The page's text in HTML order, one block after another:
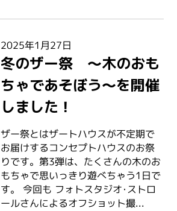
2025年1月27日
冬のザー祭 ～木のおも
ちゃであそぼう～を開催
しました！
ザー祭とはザートハウスが不定期で
お届けするコンセプトハウスのお祭
りです。第3弾は、たくさんの木のお
もちゃで思いっきり遊べちゃう1日で
す。 今回も フォトスタジオ･ストロ
ールさんによるオフショット撮...